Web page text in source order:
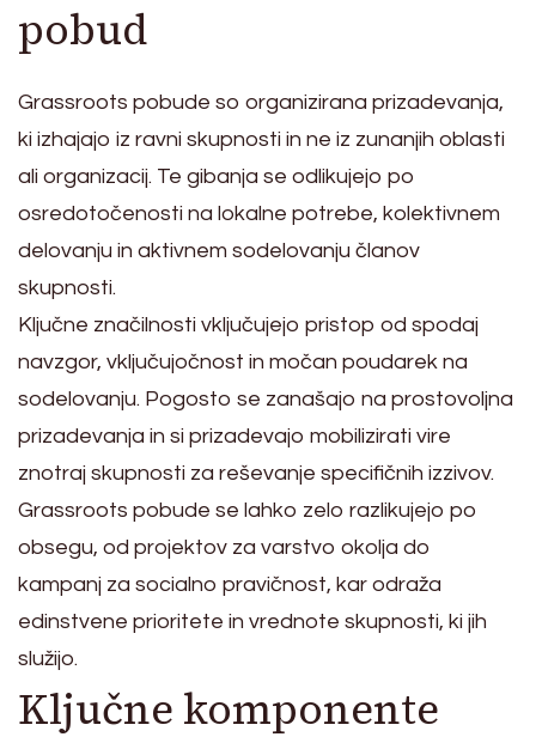
pobud
Grassroots pobude so organizirana prizadevanja,
ki izhajajo iz ravni skupnosti in ne iz zunanjih oblasti
ali organizacij. Te gibanja se odlikujejo po
osredotočenosti na lokalne potrebe, kolektivnem
delovanju in aktivnem sodelovanju članov
skupnosti.
Ključne značilnosti vključujejo pristop od spodaj
navzgor, vključujočnost in močan poudarek na
sodelovanju. Pogosto se zanašajo na prostovoljna
prizadevanja in si prizadevajo mobilizirati vire
znotraj skupnosti za reševanje specifičnih izzivov.
Grassroots pobude se lahko zelo razlikujejo po
obsegu, od projektov za varstvo okolja do
kampanj za socialno pravičnost, kar odraža
edinstvene prioritete in vrednote skupnosti, ki jih
služijo.
Ključne komponente